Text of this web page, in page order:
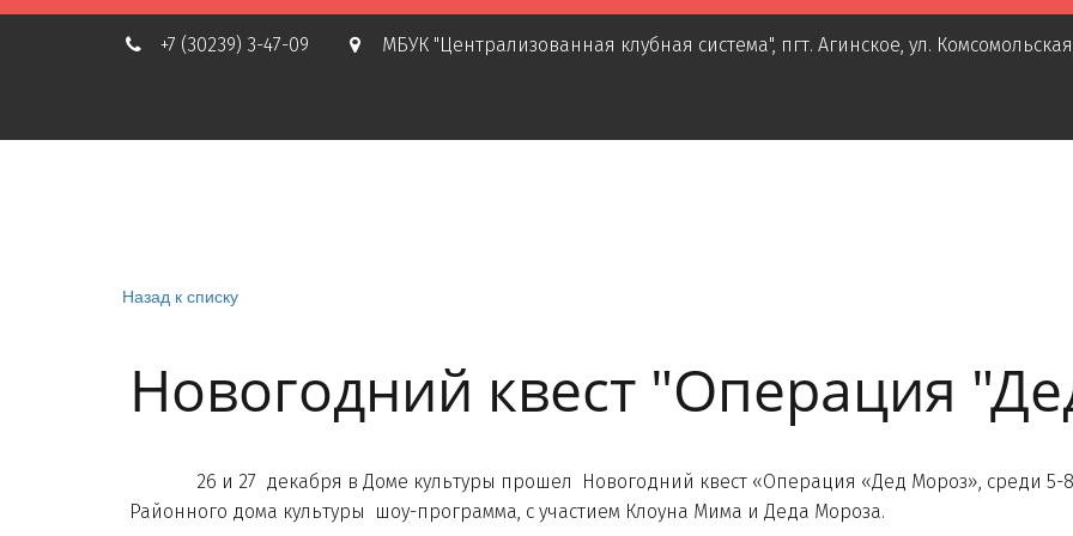
+7 (30239) 3-47-09 МБУК "Централизованная клубная система", пгт. Агинское, ул.
Назад к списку
Новогодний квест "Операция
26 и 27 декабря в Доме культуры прошел Новогодний квест «Операция «Дед Мороз», среди 5-8
Районного дома культуры шоу-программа, с участием Клоуна Мима и Деда Мороза.